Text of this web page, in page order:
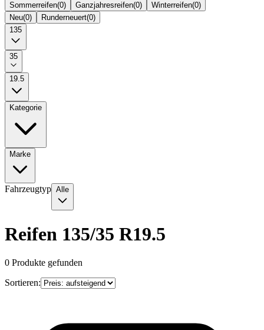
Sommerreifen(0) Ganzjahresreifen(0) Winterreifen(0)
Neu(0) Runderneuert(0)
135
35
19.5
Kategorie
Marke
Fahrzeugtyp Alle
Reifen 135/35 R19.5
0 Produkte gefunden
Sortieren: